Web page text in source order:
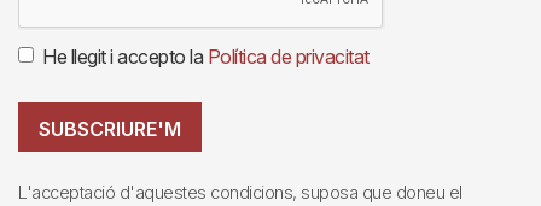
He llegit i accepto la Política de privacitat
SUBSCRIURE'M
L'acceptació d'aquestes condicions, suposa que doneu el